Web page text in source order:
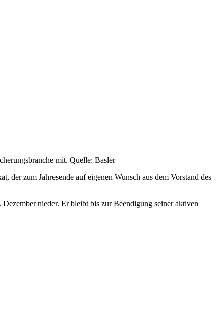
mit. Quelle: Basler
zum Jahresende auf eigenen Wunsch aus dem Vorstand des
nieder. Er bleibt bis zur Beendigung seiner aktiven